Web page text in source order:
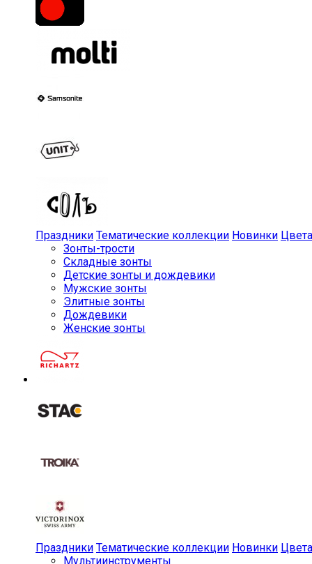
Праздники Тематические коллекции Новинки Цвета
Зонты-трости
Складные зонты
Детские зонты и дождевики
Мужские зонты
Элитные зонты
Дождевики
Женские зонты
Праздники Тематические коллекции Новинки Цвета
Мульти­инструменты